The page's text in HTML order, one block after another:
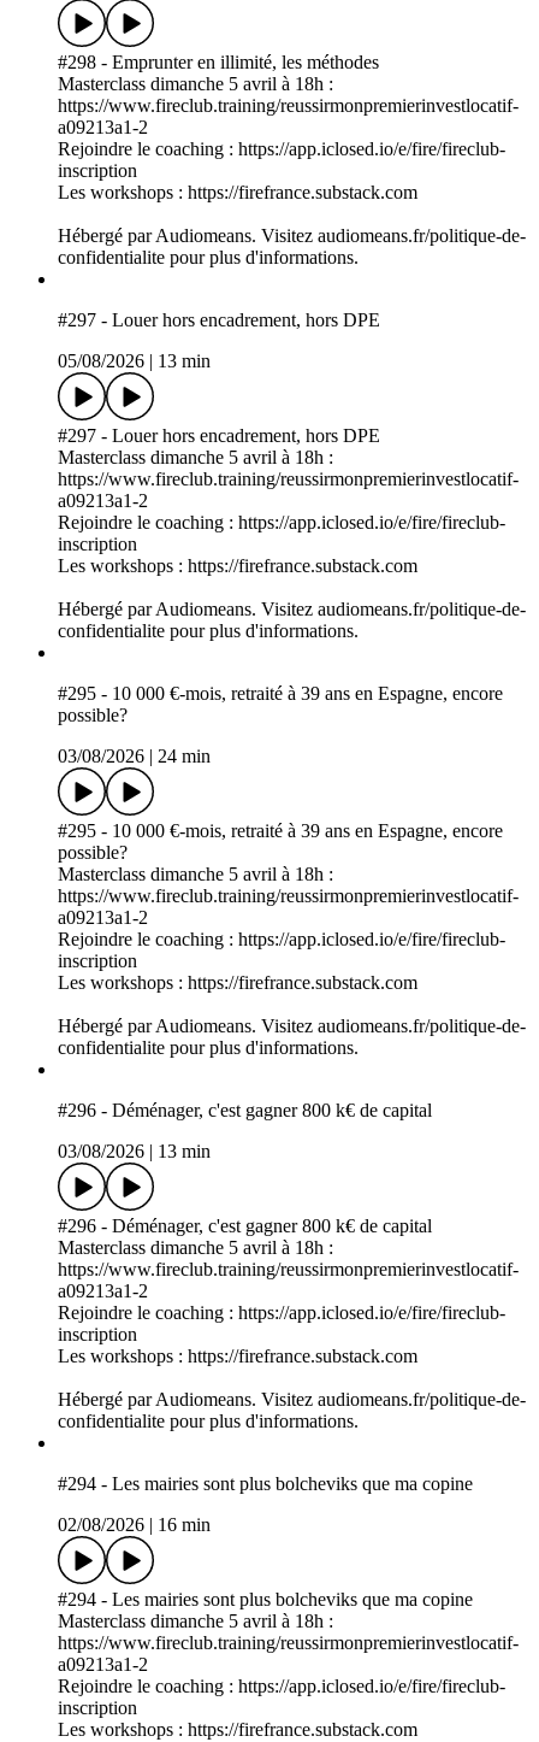
#298 - Emprunter en illimité, les méthodes
Masterclass dimanche 5 avril à 18h :
https://www.fireclub.training/reussirmonpremierinvestlocatif-
a09213a1-2
Rejoindre le coaching : https://app.iclosed.io/e/fire/fireclub-
inscription
Les workshops : https://firefrance.substack.com
Hébergé par Audiomeans. Visitez audiomeans.fr/politique-de-
confidentialite pour plus d'informations.
#297 - Louer hors encadrement, hors DPE
05/08/2026
13 min
#297 - Louer hors encadrement, hors DPE
Masterclass dimanche 5 avril à 18h :
https://www.fireclub.training/reussirmonpremierinvestlocatif-
a09213a1-2
Rejoindre le coaching : https://app.iclosed.io/e/fire/fireclub-
inscription
Les workshops : https://firefrance.substack.com
Hébergé par Audiomeans. Visitez audiomeans.fr/politique-de-
confidentialite pour plus d'informations.
#295 - 10 000 €-mois, retraité à 39 ans en Espagne, encore
possible?
03/08/2026
24 min
#295 - 10 000 €-mois, retraité à 39 ans en Espagne, encore
possible?
Masterclass dimanche 5 avril à 18h :
https://www.fireclub.training/reussirmonpremierinvestlocatif-
a09213a1-2
Rejoindre le coaching : https://app.iclosed.io/e/fire/fireclub-
inscription
Les workshops : https://firefrance.substack.com
Hébergé par Audiomeans. Visitez audiomeans.fr/politique-de-
confidentialite pour plus d'informations.
#296 - Déménager, c'est gagner 800 k€ de capital
03/08/2026
13 min
#296 - Déménager, c'est gagner 800 k€ de capital
Masterclass dimanche 5 avril à 18h :
https://www.fireclub.training/reussirmonpremierinvestlocatif-
a09213a1-2
Rejoindre le coaching : https://app.iclosed.io/e/fire/fireclub-
inscription
Les workshops : https://firefrance.substack.com
Hébergé par Audiomeans. Visitez audiomeans.fr/politique-de-
confidentialite pour plus d'informations.
#294 - Les mairies sont plus bolcheviks que ma copine
02/08/2026
16 min
#294 - Les mairies sont plus bolcheviks que ma copine
Masterclass dimanche 5 avril à 18h :
https://www.fireclub.training/reussirmonpremierinvestlocatif-
a09213a1-2
Rejoindre le coaching : https://app.iclosed.io/e/fire/fireclub-
inscription
Les workshops : https://firefrance.substack.com